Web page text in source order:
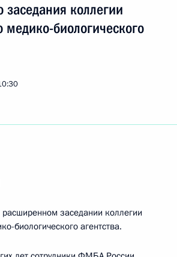
коллегии
медико-биологического
расширенном заседании коллегии
биологического агентства.